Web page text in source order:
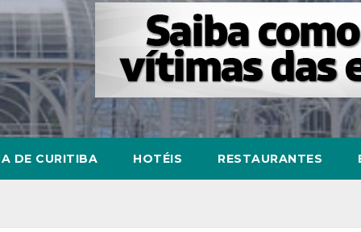
DE CURITIBA HOTÉIS RESTAURANTES